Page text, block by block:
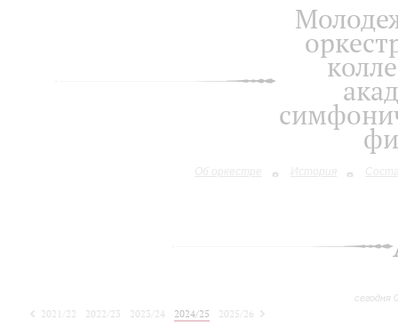
Об оркестре История
сегодня
2021/22 2022/23 2023/24 2024/25
2025/26